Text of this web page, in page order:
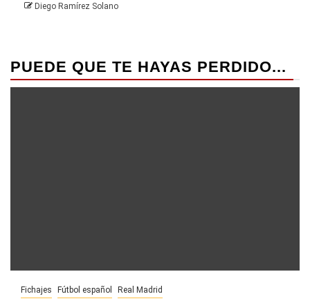
Diego Ramírez Solano
PUEDE QUE TE HAYAS PERDIDO...
Fichajes Fútbol español Real Madrid